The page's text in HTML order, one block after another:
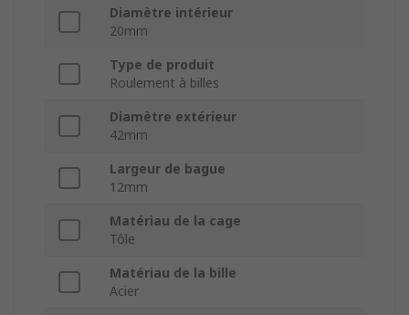
Diamètre intérieur
20mm
Type de produit
Roulement à billes
Diamètre extérieur
42mm
Largeur de bague
12mm
Matériau de la cage
Tôle
Matériau de la bille
Acier